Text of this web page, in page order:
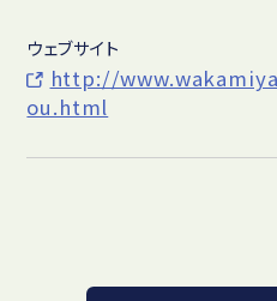
ウェブサイト
http://
ou.html